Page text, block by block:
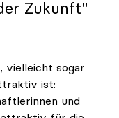
Zukunft"
vielleicht sogar
ist:
und